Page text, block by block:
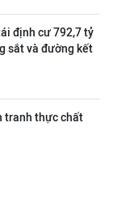
định cư 792,7 tỷ
sắt và đường kết
tranh thực chất